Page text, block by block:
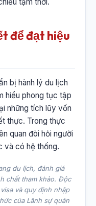
để đạt hiệu
bị hành lý du lịch
hiểu phong tục tập
những tích lũy vốn
thực. Trong thực
quan đòi hỏi người
và có hệ thống.
du lịch, đánh giá
chất tham khảo. Độc
và quy định nhập
của Lãnh sự quán